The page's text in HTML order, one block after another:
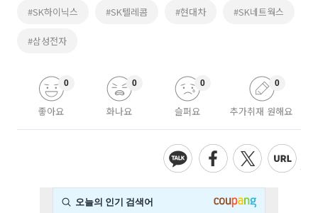
#SK하이닉스 #SK텔레콤 #현대차 #SK네트웍스
#삼성전자
좋아요
0
화나요
0
슬퍼요
0
추가취재 원해요
0